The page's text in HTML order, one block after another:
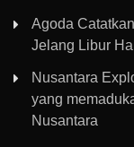
Agoda
Jelang Libur
Nusantara
yang
Nusantara